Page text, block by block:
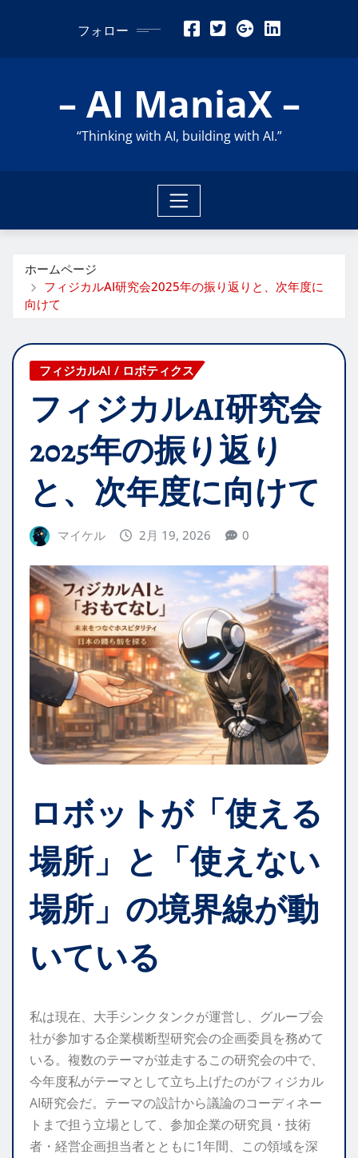
フォロー
– AI ManiaX –
“Thinking with AI, building with AI.”
ホームページ
フィジカルAI研究会2025年の振り返りと、次年度に
向けて
フィジカルAI / ロボティクス
フィジカルAI研究会
2025年の振り返り
と、次年度に向けて
マイケル 2月 19, 2026 0
ロボットが「使える
場所」と「使えない
場所」の境界線が動
いている
私は現在、大手シンクタンクが運営し、グループ会
社が参加する企業横断型研究会の企画委員を務めて
いる。複数のテーマが並走するこの研究会の中で、
今年度私がテーマとして立ち上げたのがフィジカル
AI研究会だ。テーマの設計から議論のコーディネー
トまで担う立場として、参加企業の研究員・技術
者・経営企画担当者とともに1年間、この領域を深